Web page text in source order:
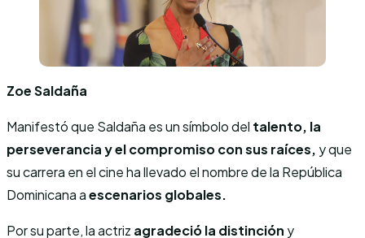
Zoe Saldaña
Manifestó que Saldaña es un símbolo del talento, la
perseverancia y el compromiso con sus raíces, y que
su carrera en el cine ha llevado el nombre de la República
Dominicana aescenarios globales.
Por su parte, la actriz agradeció la distinción y